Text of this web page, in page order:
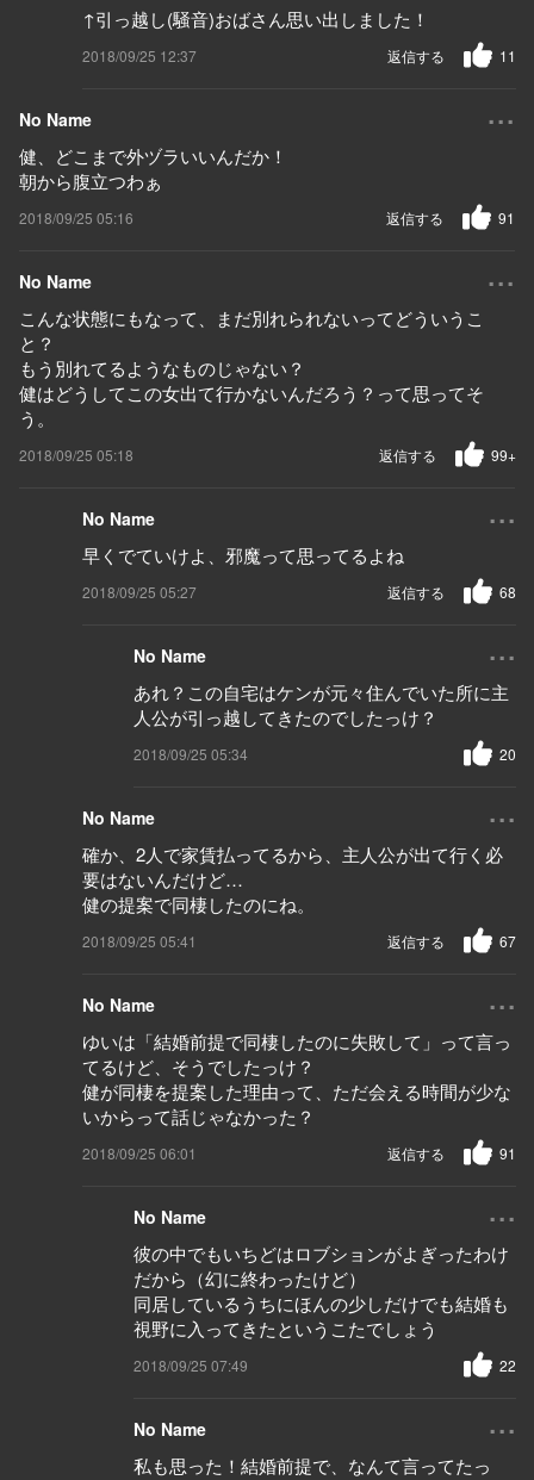
↑引っ越し(騒音)おばさん思い出しました！
2018/09/25 12:37 11
返信する
No Name ...
健、どこまで外ヅラいいんだか！
朝から腹立つわぁ
2018/09/25 05:16 91
返信する
No Name ...
こんな状態にもなって、まだ別れられないってどういうこ
と？
もう別れてるようなものじゃない？
健はどうしてこの女出て行かないんだろう？って思ってそ
う。
2018/09/25 05:18 99+
返信する
No Name ...
早くでていけよ、邪魔って思ってるよね
2018/09/25 05:27 68
返信する
No Name ...
あれ？この自宅はケンが元々住んでいた所に主
人公が引っ越してきたのでしたっけ？
2018/09/25 05:34 20
No Name ...
確か、2人で家賃払ってるから、主人公が出て行く必
要はないんだけど…
健の提案で同棲したのにね。
2018/09/25 05:41 67
返信する
No Name ...
ゆいは「結婚前提で同棲したのに失敗して」って言っ
てるけど、そうでしたっけ？
健が同棲を提案した理由って、ただ会える時間が少な
いからって話じゃなかった？
2018/09/25 06:01 91
返信する
No Name ...
彼の中でもいちどはロブションがよぎったわけ
だから（幻に終わったけど）
同居しているうちにほんの少しだけでも結婚も
視野に入ってきたというこたでしょう
2018/09/25 07:49 22
No Name ...
私も思った！結婚前提で、なんて言ってたっ